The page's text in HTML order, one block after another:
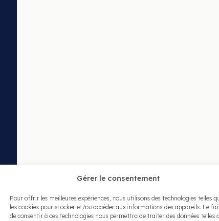
Gérer le consentement
Pour offrir les meilleures expériences, nous utilisons des technologies telles
les cookies pour stocker et/ou accéder aux informations des appareils. Le
de consentir à ces technologies nous permettra de traiter des données telles